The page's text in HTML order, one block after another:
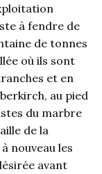
à fendre de
de tonnes
où ils sont
et en
au pied
du marbre
de la
nouveau les
avant